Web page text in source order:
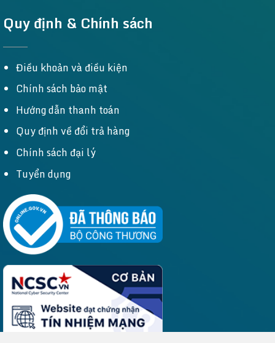
Quy định & Chính sách
Điều khoản và điều kiện
Chính sách bảo mật
Hướng dẫn thanh toán
Quy định về đổi trả hàng
Chính sách đại lý
Tuyển dụng